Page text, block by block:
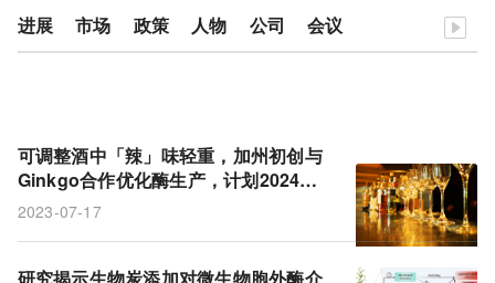
进展 市场 政策 人物 公司 会议
可调整酒中「辣」味轻重，加州初创与
Ginkgo合作优化酶生产，计划2024年
商业化
2023-07-17